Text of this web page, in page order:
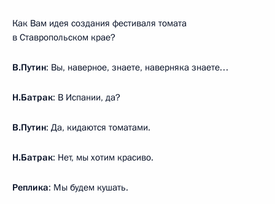
Как Вам идея создания фестиваля томата
в Ставропольском крае?
В.Путин: Вы, наверное, знаете, наверняка знаете…
Н.Батрак: В Испании, да?
В.Путин: Да, кидаются томатами.
Н.Батрак: Нет, мы хотим красиво.
Реплика: Мы будем кушать.